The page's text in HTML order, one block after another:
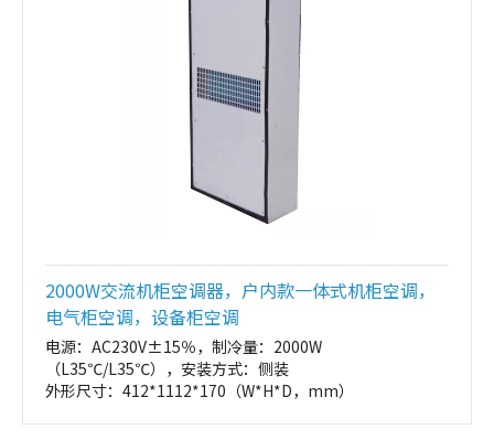
2000W交流机柜空调器，户内款一体式机柜空调，
电气柜空调，设备柜空调
电源：AC230V±15％，制冷量：2000W
（L35℃/L35℃），安装方式：侧装
外形尺寸：412*1112*170（W*H*D，mm）